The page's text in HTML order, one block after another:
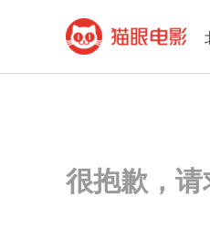
很抱歉，